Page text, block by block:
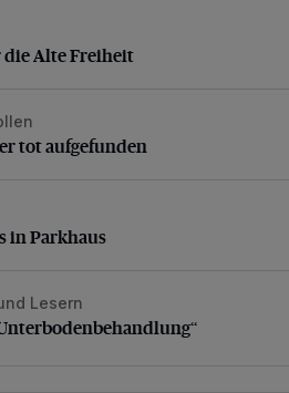
Alte Freiheit
Alte Freiheit
tot aufgefunden
tot aufgefunden
Parkhaus
in Parkhaus
Lesern